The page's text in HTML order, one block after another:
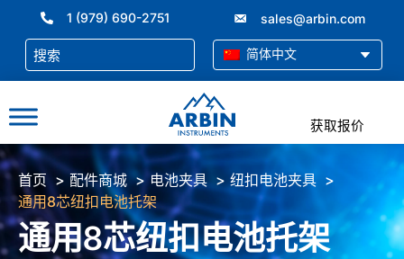
1 (979) 690-2751 sales@arbin.com
简体中文
获取报价
首页 配件商城 电池夹具
纽扣电池夹具
通用8芯纽扣电池托架
通用8芯纽扣电池托架